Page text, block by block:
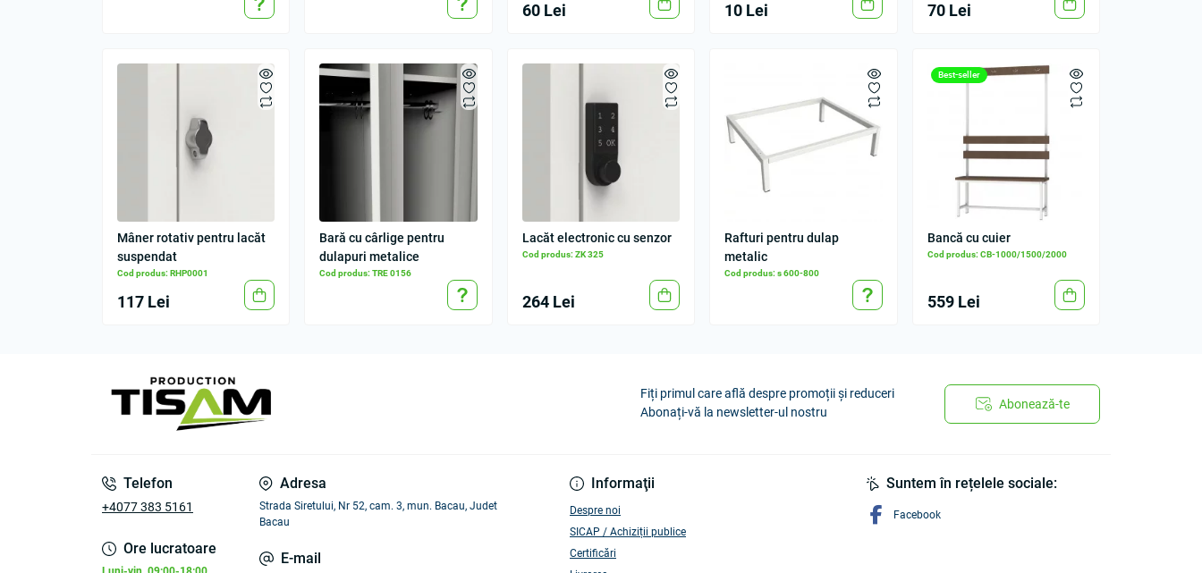
60 Lei 10 Lei 70 Lei
Mâner rotativ pentru lacăt
suspendat
Cod produs: RHP0001
117 Lei
Bară cu cârlige pentru
dulapuri metalice
Cod produs: TRE 0156
Lacăt electronic cu senzor
Cod produs: ZK 325
264 Lei
Rafturi pentru dulap
metalic
Cod produs: s 600-800
Best-seller
Bancă cu cuier
Cod produs: СB-1000/1500/2000
559 Lei
Fiți primul care află despre promoții și reduceri
Abonați-vă la newsletter-ul nostru
Abonează-te
Telefon
+4077 383 5161
Ore lucratoare
Adresa
Strada Siretului, Nr 52, cam. 3, mun. Bacau, Judet
Bacau
E-mail
Informaţii
Despre noi
SICAP / Achiziții publice
Certificări
Suntem în rețelele sociale:
Facebook